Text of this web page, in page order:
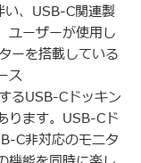
、USB-C関連製
ユーザーが使用し
ーを搭載している
ス
るUSB-Cドッキン
ります。USB-Cド
C非対応のモニタ